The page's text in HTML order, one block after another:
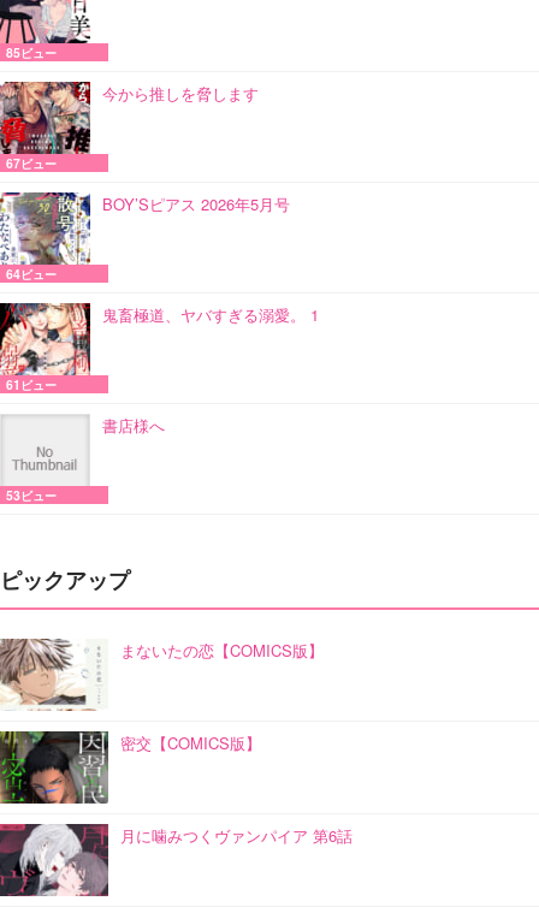
85ビュー
今から推しを脅します
67ビュー
BOY’Sピアス 2026年5月号
64ビュー
鬼畜極道、ヤバすぎる溺愛。 1
61ビュー
書店様へ
53ビュー
ピックアップ
まないたの恋【COMICS版】
密交【COMICS版】
月に噛みつくヴァンパイア 第6話